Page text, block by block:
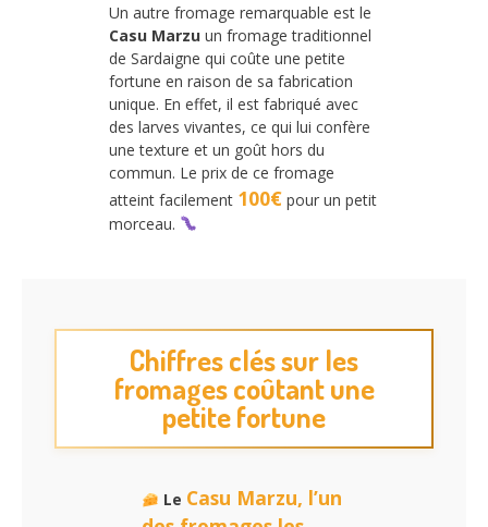
Un autre fromage remarquable est le
Casu Marzu un fromage traditionnel
de Sardaigne qui coûte une petite
fortune en raison de sa fabrication
unique. En effet, il est fabriqué avec
des larves vivantes, ce qui lui confère
une texture et un goût hors du
commun. Le prix de ce fromage
atteint facilement 100€ pour un petit
morceau.
Chiffres clés sur les
fromages coûtant une
petite fortune
Le Casu Marzu, l’un